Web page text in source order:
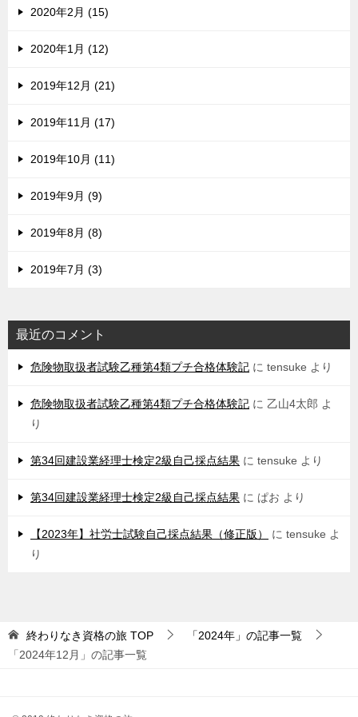
2020年2月 (15)
2020年1月 (12)
2019年12月 (21)
2019年11月 (17)
2019年10月 (11)
2019年9月 (9)
2019年8月 (8)
2019年7月 (3)
最近のコメント
危険物取扱者試験乙種第4類プチ合格体験記 に tensuke より
危険物取扱者試験乙種第4類プチ合格体験記 に 乙山4太郎 よ
り
第34回建設業経理士検定2級自己採点結果 に tensuke より
第34回建設業経理士検定2級自己採点結果 に ぱお より
【2023年】社労士試験自己採点結果（修正版） に tensuke よ
り
終わりなき資格の旅 TOP
「2024年」の記事一覧
「2024年12月」の記事一覧